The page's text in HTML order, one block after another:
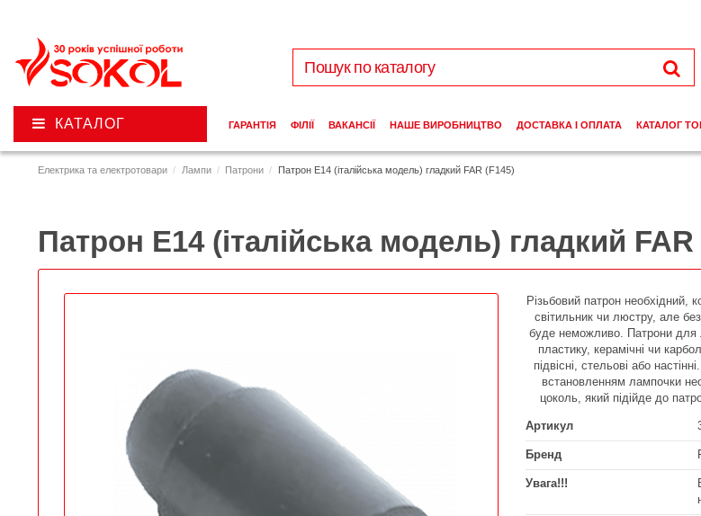
Електрика та електротовари Лампи Патрони Патрон Е14 (італійська модель) гладкий FAR (F145)
Патрон Е14 (італійська модель) гладкий FAR
Різьбовий патрон необхідний,
світильник чи люстру, але
буде неможливо. Патрони для
пластику, керамічні чи
підвісні, стельові або
встановленням лампочки
цоколь, який підійде до
Артикул
Бренд
Увага!!!
КАТАЛОГ ГАРАНТІЯ ФІЛІЇ ВАКАНСІЇ НАШЕ ВИРОБНИЦТВО ДОСТАВКА І ОПЛАТА КАТАЛОГ